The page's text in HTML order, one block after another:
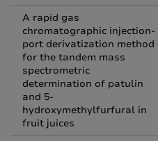
A rapid gas
chromatographic injection-
port derivatization method
for the tandem mass
spectrometric
determination of patulin
and 5-
hydroxymethylfurfural in
fruit juices